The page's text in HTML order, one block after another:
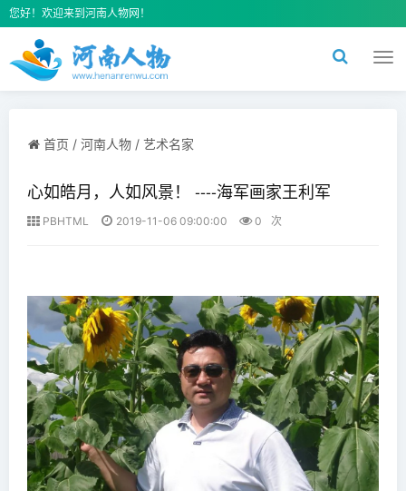
您好！欢迎来到河南人物网！
切
首页 / 河南人物 / 艺术名家
心如皓月，人如风景！ ----海军画家王利军
PBHTML 2019-11-06 09:00:00 0 次